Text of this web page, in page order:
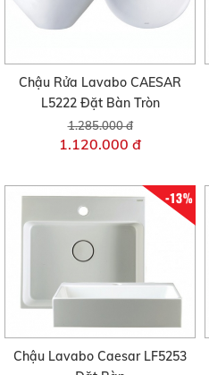
Chậu Rửa Lavabo CAESAR
L5222 Đặt Bàn Tròn
1.285.000 đ
1.120.000 đ
-13%
Chậu Lavabo Caesar LF5253